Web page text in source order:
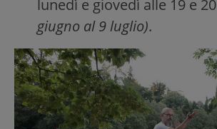
lunedì e giovedì alle 19 e 20
giugno al 9 luglio).